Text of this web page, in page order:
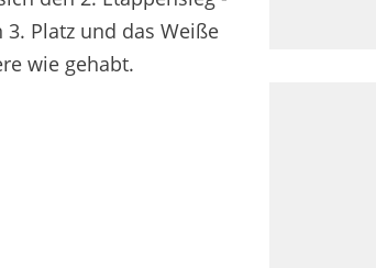
Platz und das Weiße
wie gehabt.